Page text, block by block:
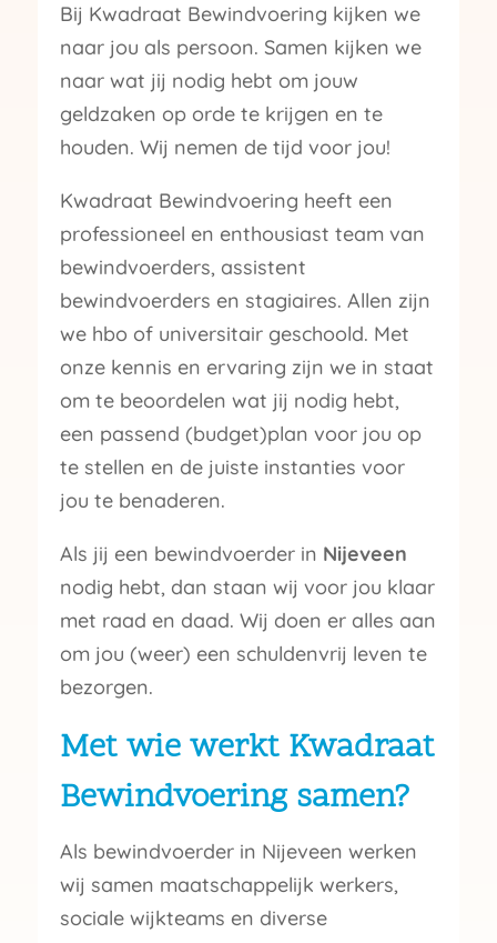
Bij Kwadraat Bewindvoering kijken we
naar jou als persoon. Samen kijken we
naar wat jij nodig hebt om jouw
geldzaken op orde te krijgen en te
houden. Wij nemen de tijd voor jou!
Kwadraat Bewindvoering heeft een
professioneel en enthousiast team van
bewindvoerders, assistent
bewindvoerders en stagiaires. Allen zijn
we hbo of universitair geschoold. Met
onze kennis en ervaring zijn we in staat
om te beoordelen wat jij nodig hebt,
een passend (budget)plan voor jou op
te stellen en de juiste instanties voor
jou te benaderen.
Als jij een bewindvoerder in Nijeveen
nodig hebt, dan staan wij voor jou klaar
met raad en daad. Wij doen er alles aan
om jou (weer) een schuldenvrij leven te
bezorgen.
Met wie werkt Kwadraat
Bewindvoering samen?
Als bewindvoerder in Nijeveen werken
wij samen maatschappelijk werkers,
sociale wijkteams en diverse